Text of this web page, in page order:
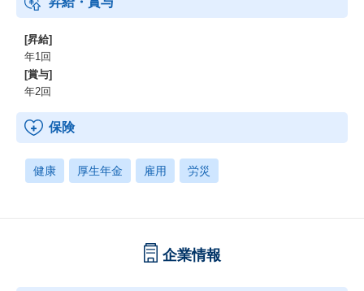
[昇給]
年1回
[賞与]
年2回
保険
健康 厚生年金 雇用 労災
企業情報